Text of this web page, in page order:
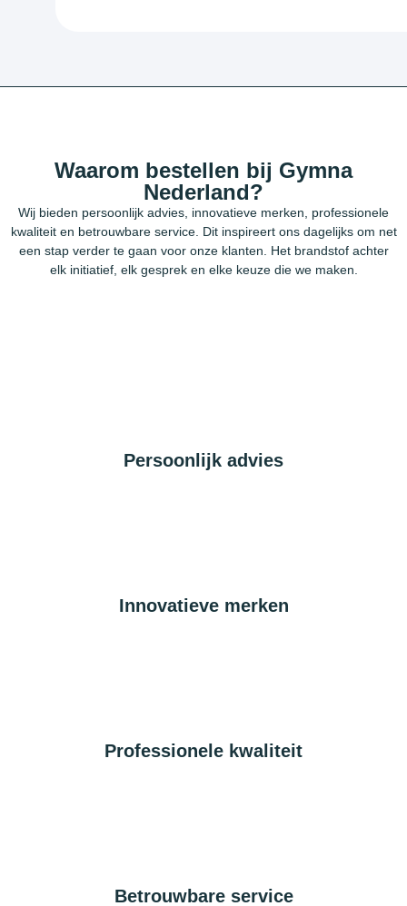
Waarom bestellen bij Gymna
Nederland?
Wij bieden persoonlijk advies, innovatieve merken, professionele
kwaliteit en betrouwbare service. Dit inspireert ons dagelijks om net
een stap verder te gaan voor onze klanten. Het brandstof achter
elk initiatief, elk gesprek en elke keuze die we maken.
Persoonlijk advies
Innovatieve merken
Professionele kwaliteit
Betrouwbare service